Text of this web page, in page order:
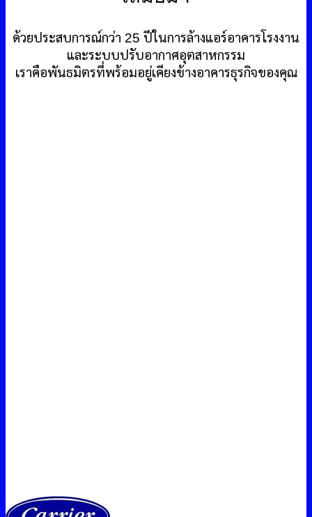
ด้วยประสบการณ์กว่า 25 ปีในการล้างแอร์อาคารโรงงาน
และระบบปรับอากาศอุตสาหกรรม
เราคือพันธมิตรที่พร้อมอยู่เคียงข้างอาคารธุรกิจของคุณ